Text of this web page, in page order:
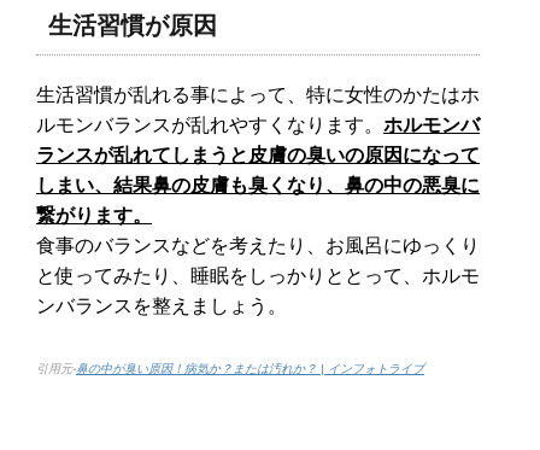
生活習慣が原因
生活習慣が乱れる事によって、特に女性のかたはホ
ルモンバランスが乱れやすくなります。 ホルモンバ
ランスが乱れてしまうと皮膚の臭いの原因になって
しまい、結果鼻の皮膚も臭くなり、鼻の中の悪臭に
繋がります。
食事のバランスなどを考えたり、お風呂にゆっくり
と使ってみたり、睡眠をしっかりととって、ホルモ
ンバランスを整えましょう。
引用元-鼻の中が臭い原因！病気か？または汚れか？ | インフォトライブ